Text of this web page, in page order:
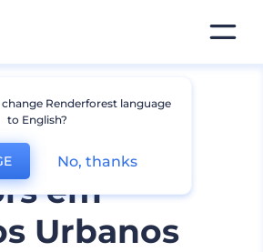
de
em
Urbanos
Renderforest language
to English?
No, thanks